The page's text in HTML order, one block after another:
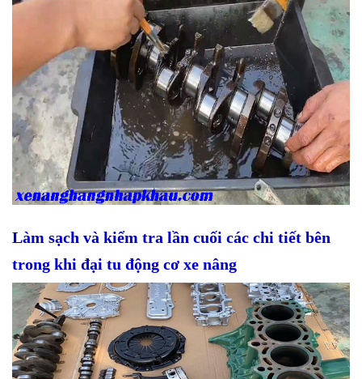
Làm sạch và kiểm tra lần cuối các chi tiết bên
trong khi đại tu động cơ xe nâng